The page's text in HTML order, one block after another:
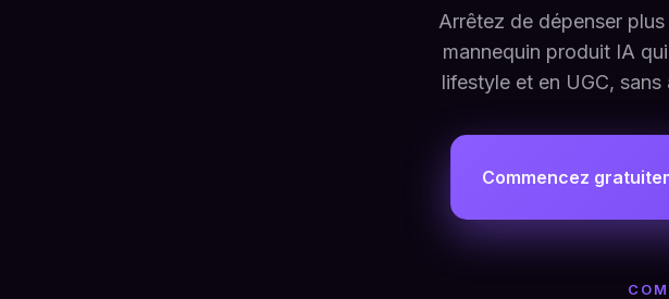
Arrêtez de dépenser
mannequin produit IA
lifestyle et en UGC,
Commencez